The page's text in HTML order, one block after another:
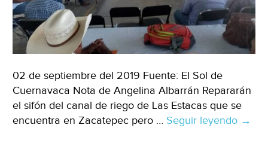
02 de septiembre del 2019 Fuente: El Sol de
Cuernavaca Nota de Angelina Albarrán Repararán
el sifón del canal de riego de Las Estacas que se
encuentra en Zacatepec pero … Seguir leyendo →